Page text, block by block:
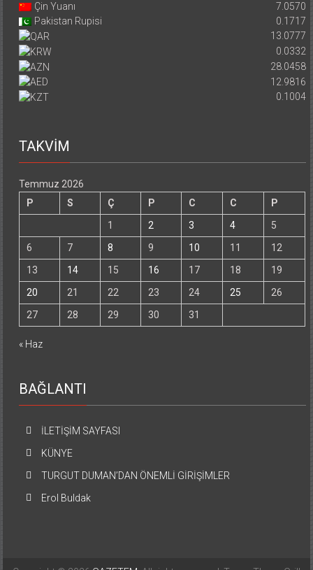
Çin Yuanı
7.0570
Pakistan Rupisi
0.1717
13.0777
0.0332
28.0458
12.9816
0.1004
TAKVİM
Temmuz 2026
P
S Ç P C C
P
1
2 3 4
5
6
7 8 9 10 11
12
13
14 15 16 17 18
19
20
21 22 23 24 25
26
27
28 29 30 31
« Haz
BAĞLANTI
İLETİŞİM SAYFASI
KÜNYE
TURGUT DUMAN’DAN ÖNEMLİ GİRİŞİMLER
Erol Buldak